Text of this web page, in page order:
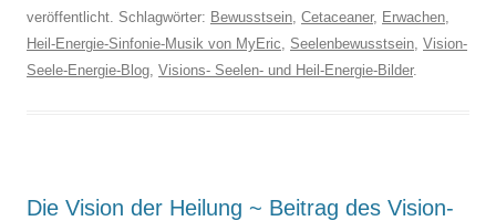
veröffentlicht. Schlagwörter: Bewusstsein, Cetaceaner, Erwachen,
Heil-Energie-Sinfonie-Musik von MyEric, Seelenbewusstsein, Vision-
Seele-Energie-Blog, Visions- Seelen- und Heil-Energie-Bilder.
Die Vision der Heilung ~ Beitrag des Vision-